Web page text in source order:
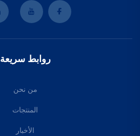
روابط سريعة
من نحن
المنتجات
الأخبار